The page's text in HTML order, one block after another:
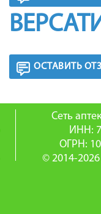
ОСТАВИТЬ
Сеть
ИНН:
ОГРН:
© 2014-